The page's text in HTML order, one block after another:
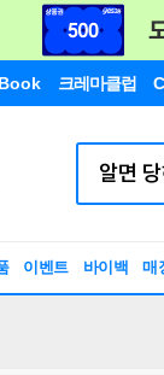
크레마클럽
이벤트 바이백 매